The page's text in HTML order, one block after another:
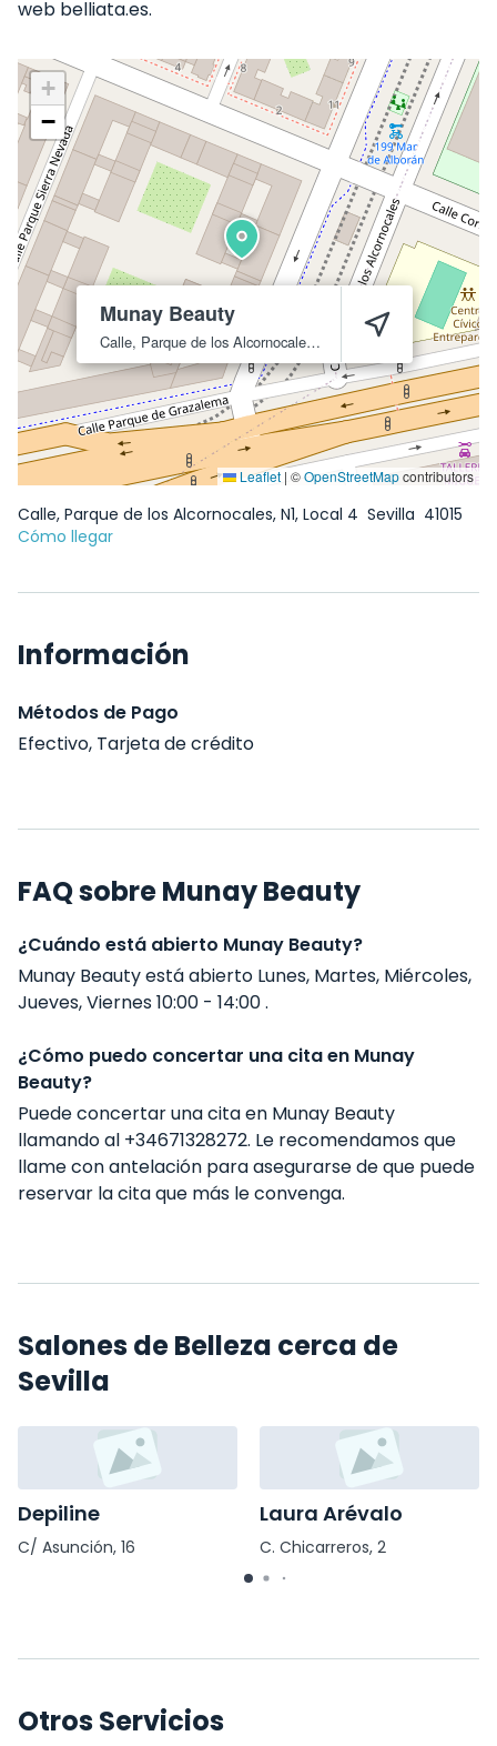
web belliata.es.
Munay Beauty
Calle, Parque de los Alcornocales, N1, Local 4 Sevilla 41015
+
−
Leaflet | ©OpenStreetMapcontributors
Calle, Parque de los Alcornocales, N1, Local 4 Sevilla 41015
Cómo llegar
Información
Métodos de Pago
Efectivo, Tarjeta de crédito
FAQ sobre Munay Beauty
¿Cuándo está abierto Munay Beauty?
Munay Beauty está abierto Lunes, Martes, Miércoles,
Jueves, Viernes 10:00 - 14:00 .
¿Cómo puedo concertar una cita en Munay
Beauty?
Puede concertar una cita en Munay Beauty
llamando al +34671328272. Le recomendamos que
llame con antelación para asegurarse de que puede
reservar la cita que más le convenga.
Salones de Belleza cerca de
Sevilla
Depiline
C/ Asunción, 16
Laura Arévalo
C. Chicarreros, 2
Otros Servicios